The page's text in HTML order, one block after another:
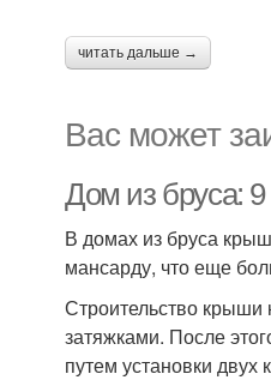
читать дальше →
Вас может
Дом из бруса:
В домах из бруса
мансарду, что еще
Строительство крыши
затяжками. После
путем установки